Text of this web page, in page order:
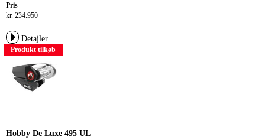
Pris
kr. 234.950
Detajler
Produkt tilkøb
Hobby De Luxe 495 UL